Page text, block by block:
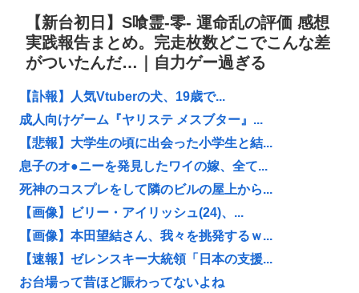
【新台初日】S喰霊-零- 運命乱の評価 感想
実践報告まとめ。完走枚数どこでこんな差
がついたんだ…｜自力ゲー過ぎる
【訃報】人気Vtuberの犬、19歳で...
成人向けゲーム『ヤリステ メスブター』...
【悲報】大学生の頃に出会った小学生と結...
息子のオ●ニーを発見したワイの嫁、全て...
死神のコスプレをして隣のビルの屋上から...
【画像】ビリー・アイリッシュ(24)、...
【画像】本田望結さん、我々を挑発するｗ...
【速報】ゼレンスキー大統領「日本の支援...
お台場って昔ほど賑わってないよね